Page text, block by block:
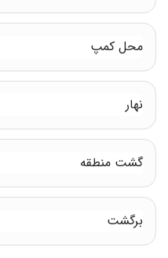
محل کمپ
نهار
گشت منطقه
برگشت